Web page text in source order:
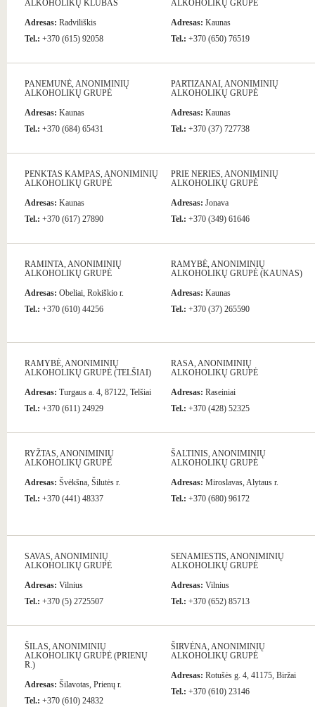
ALKOHOLIKŲ KLUBAS
Adresas: Radviliškis
Tel.: +370 (615) 92058
ALKOHOLIKŲ GRUPĖ
Adresas: Kaunas
Tel.: +370 (650) 76519
PANEMUNĖ, ANONIMINIŲ
ALKOHOLIKŲ GRUPĖ
Adresas: Kaunas
Tel.: +370 (684) 65431
PARTIZANAI, ANONIMINIŲ
ALKOHOLIKŲ GRUPĖ
Adresas: Kaunas
Tel.: +370 (37) 727738
PENKTAS KAMPAS, ANONIMINIŲ
ALKOHOLIKŲ GRUPĖ
Adresas: Kaunas
Tel.: +370 (617) 27890
PRIE NERIES, ANONIMINIŲ
ALKOHOLIKŲ GRUPĖ
Adresas: Jonava
Tel.: +370 (349) 61646
RAMINTA, ANONIMINIŲ
ALKOHOLIKŲ GRUPĖ
Adresas: Obeliai, Rokiškio r.
Tel.: +370 (610) 44256
RAMYBĖ, ANONIMINIŲ
ALKOHOLIKŲ GRUPĖ (KAUNAS)
Adresas: Kaunas
Tel.: +370 (37) 265590
RAMYBĖ, ANONIMINIŲ
ALKOHOLIKŲ GRUPĖ (TELŠIAI)
Adresas: Turgaus a. 4, 87122, Telšiai
Tel.: +370 (611) 24929
RASA, ANONIMINIŲ
ALKOHOLIKŲ GRUPĖ
Adresas: Raseiniai
Tel.: +370 (428) 52325
RYŽTAS, ANONIMINIŲ
ALKOHOLIKŲ GRUPĖ
Adresas: Švėkšna, Šilutės r.
Tel.: +370 (441) 48337
ŠALTINIS, ANONIMINIŲ
ALKOHOLIKŲ GRUPĖ
Adresas: Miroslavas, Alytaus r.
Tel.: +370 (680) 96172
SAVAS, ANONIMINIŲ
ALKOHOLIKŲ GRUPĖ
Adresas: Vilnius
Tel.: +370 (5) 2725507
SENAMIESTIS, ANONIMINIŲ
ALKOHOLIKŲ GRUPĖ
Adresas: Vilnius
Tel.: +370 (652) 85713
ŠILAS, ANONIMINIŲ
ALKOHOLIKŲ GRUPĖ (PRIENŲ
R.)
Adresas: Šilavotas, Prienų r.
Tel.: +370 (610) 24832
ŠIRVĖNA, ANONIMINIŲ
ALKOHOLIKŲ GRUPĖ
Adresas: Rotušės g. 4, 41175, Biržai
Tel.: +370 (610) 23146